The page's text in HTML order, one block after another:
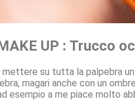
UP : Trucco
su tutta la palpebra
magari anche con un
esempio a me piace molto